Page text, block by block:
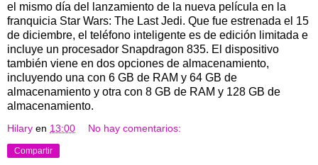
el mismo día del lanzamiento de la nueva película en la
franquicia Star Wars: The Last Jedi. Que fue estrenada el 15
de diciembre, el teléfono inteligente es de edición limitada e
incluye un procesador Snapdragon 835. El dispositivo
también viene en dos opciones de almacenamiento,
incluyendo una con 6 GB de RAM y 64 GB de
almacenamiento y otra con 8 GB de RAM y 128 GB de
almacenamiento.
Hilary en 13:00 No hay comentarios:
Compartir